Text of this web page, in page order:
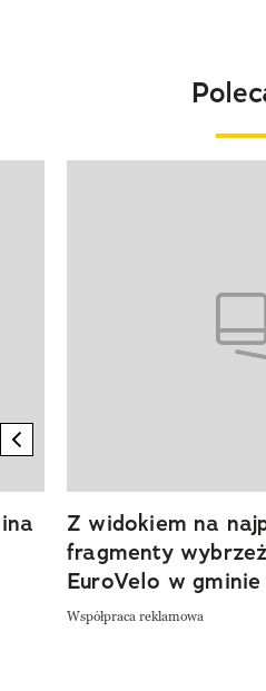
previous element
Z widokiem na
fragmenty
EuroVelo w
Współpraca reklamowa